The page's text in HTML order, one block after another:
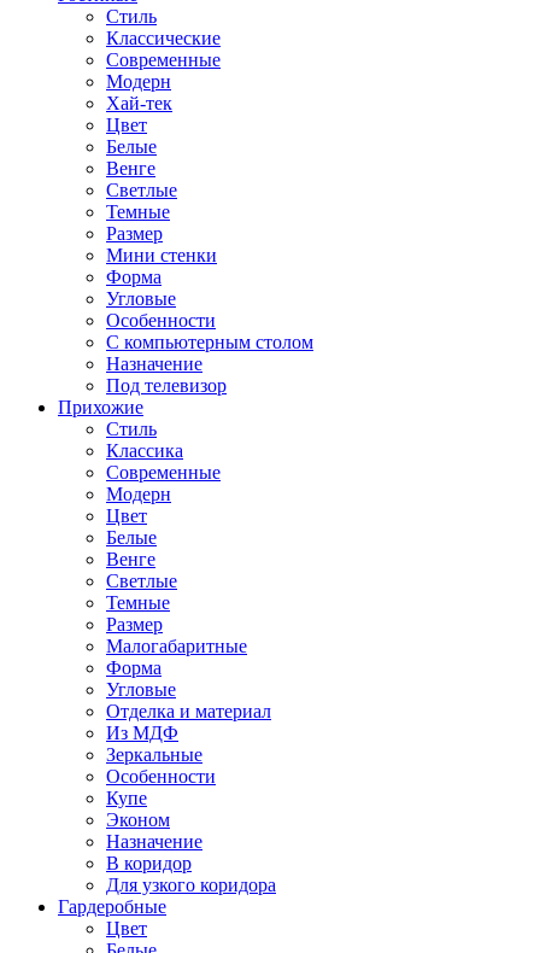
Стиль
Классические
Современные
Модерн
Хай-тек
Цвет
Белые
Венге
Светлые
Темные
Размер
Мини стенки
Форма
Угловые
Особенности
С компьютерным столом
Назначение
Под телевизор
Прихожие
Стиль
Классика
Современные
Модерн
Цвет
Белые
Венге
Светлые
Темные
Размер
Малогабаритные
Форма
Угловые
Отделка и материал
Из МДФ
Зеркальные
Особенности
Купе
Эконом
Назначение
В коридор
Для узкого коридора
Гардеробные
Цвет